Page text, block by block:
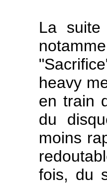
La
heavy
en train
du
moins
fois, du